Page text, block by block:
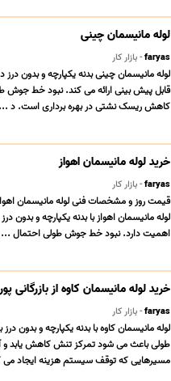
لوله مانیسمان چینی
faryas- بازار کار
لوله مانیسمان چینی بدنه یکپارچه و بدون
قابل پیش بینی ارائه می کند. نبود خط جوش
کاهش ریسک نشتی در بهره برداری است. د
خرید لوله مانیسمان اهواز
faryas- بازار کار
قیمت روز و مشخصات فنی لوله مانیسمان
لوله مانیسمان اهواز با بدنه یکپارچه و
اهمیت دارد. نبود خط جوش طولی احتمال
خرید لوله مانیسمان کاوه از بازرگانی
faryas- بازار کار
لوله مانیسمان کاوه با بدنه یکپارچه و
طولی باعث می شود تمرکز تنش کاهش یابد و
مسیرهایی که توقف سیستم هزینه ایجاد می